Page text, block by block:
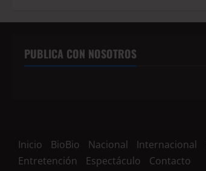
PUBLICA CON NOSOTROS
Inicio BioBio Nacional Internacional
Entretención
Espectáculo Contacto